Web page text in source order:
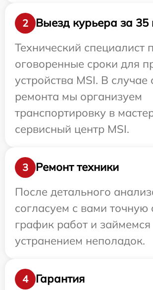
2
Выезд курьера за 35
Технический специалист
оговоренные сроки для
устройства MSI. В
ремонта мы организуем
транспортировку в
сервисный центр MSI.
3
Ремонт техники
После детального
согласуем с вами точную
график работ и займемся
устранением неполадок.
4
Гарантия